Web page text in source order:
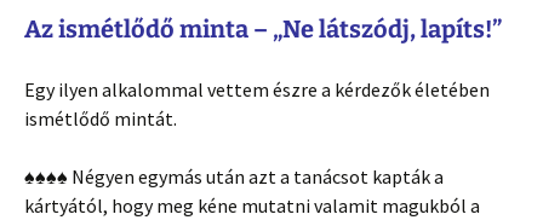
Az ismétlődő minta – „Ne látszódj, lapíts!”
Egy ilyen alkalommal vettem észre a kérdezők életében
ismétlődő mintát.
♠♠♠♠ Négyen egymás után azt a tanácsot kapták a
kártyától, hogy meg kéne mutatni valamit magukból a